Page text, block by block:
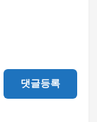
댓글등록